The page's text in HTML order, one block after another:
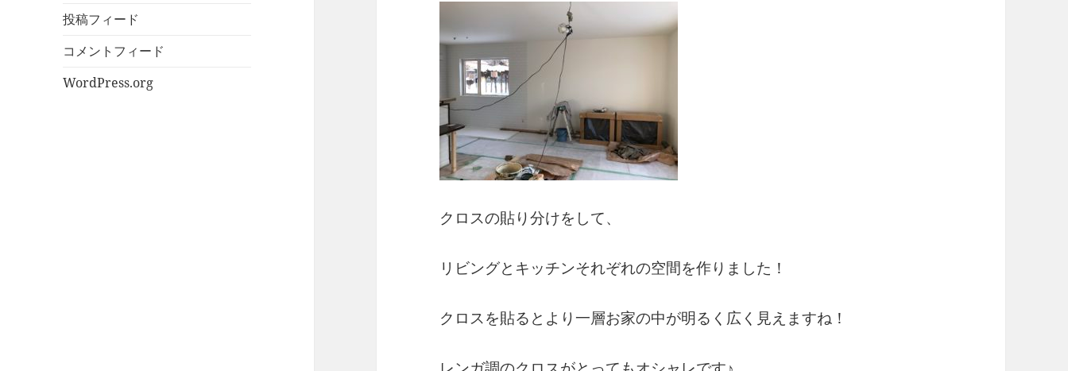
投稿フィード
コメントフィード
WordPress.org
クロスの貼り分けをして、
リビングとキッチンそれぞれの空間を作りました！
クロスを貼るとより一層お家の中が明るく広く見えますね！